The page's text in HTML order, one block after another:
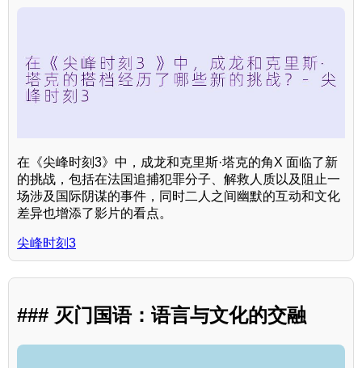
在《尖峰时刻3》中，成龙和克里斯·塔克的角X 面临了新
的挑战，包括在法国追捕犯罪分子、解救人质以及阻止一
场涉及国际阴谋的事件，同时二人之间幽默的互动和文化
差异也增添了影片的看点。
尖峰时刻3
### 灭门国语：语言与文化的交融